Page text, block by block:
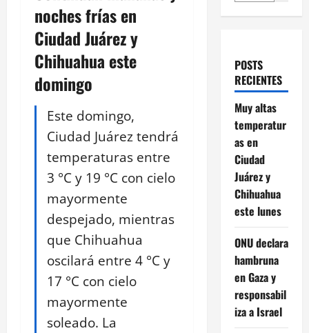
noches frías en
Ciudad Juárez y
Chihuahua este
domingo
Este domingo,
Ciudad Juárez tendrá
temperaturas entre
3 °C y 19 °C con cielo
mayormente
despejado, mientras
que Chihuahua
oscilará entre 4 °C y
17 °C con cielo
mayormente
soleado. La
POSTS
RECIENTES
Muy altas
temperatur
as en
Ciudad
Juárez y
Chihuahua
este lunes
ONU declara
hambruna
en Gaza y
responsabil
iza a Israel